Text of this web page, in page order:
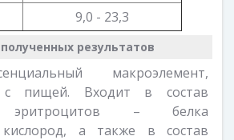
9,0 - 23,3
результатов
макроэлемент,
с пищей. Входит в состав
эритроцитов – белка
кислород, а также в состав